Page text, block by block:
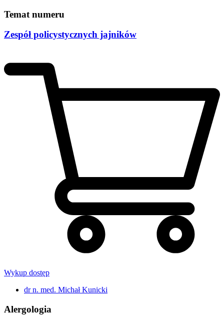
Temat numeru
Zespół policystycznych jajników
Wykup dostęp
dr n. med. Michał Kunicki
Alergologia